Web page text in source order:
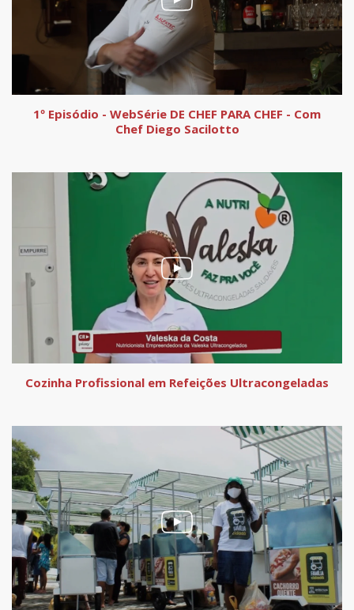
1º Episódio - WebSérie DE CHEF PARA CHEF - Com
Chef Diego Sacilotto
Cozinha Profissional em Refeições Ultracongeladas